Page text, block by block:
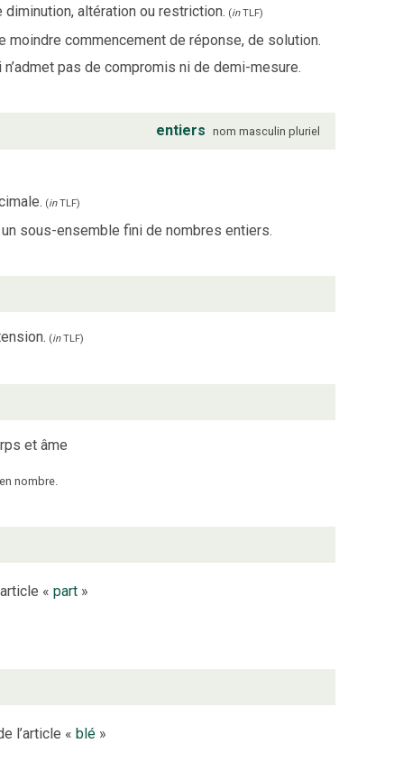
diminution, altération ou restriction. (inTLF)
moindre commencement de réponse, de solution.
pas de compromis ni de demi-mesure.
entiers nom masculin pluriel
(inTLF)
sous-ensemble fini de nombres entiers.
(inTLF)
et âme
nombre.
«part »
l’article «blé »